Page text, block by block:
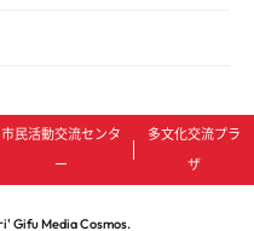
市民活動交流センタ
ー
多文化交流プラ
ザ
Gifu Media Cosmos.